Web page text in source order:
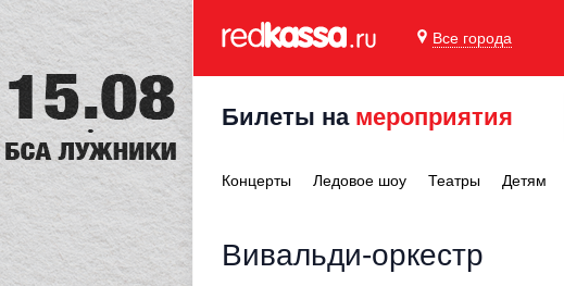
Все города
Билеты на мероприятия
Концерты Ледовое шоу Театры Детям
Вивальди-оркестр